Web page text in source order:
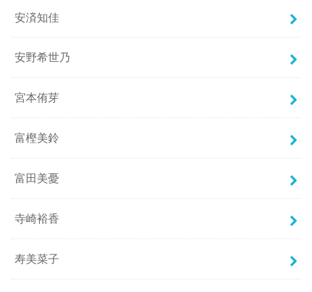
安済知佳
安野希世乃
宮本侑芽
富樫美鈴
富田美憂
寺崎裕香
寿美菜子